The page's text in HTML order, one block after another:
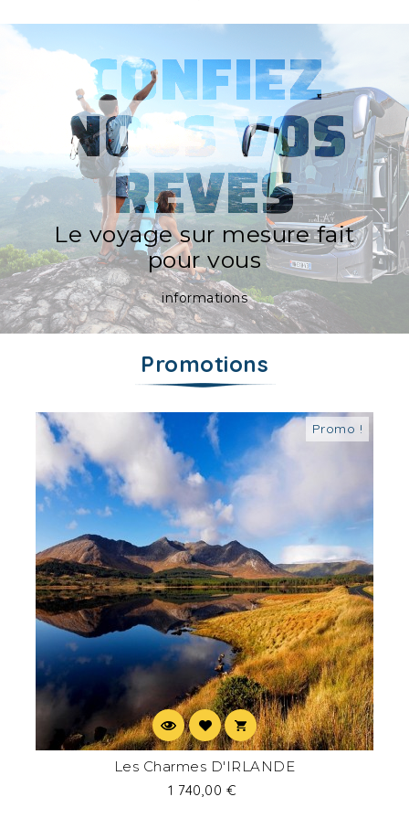
CONFIEZ
NOUS VOS
REVES
Le voyage sur mesure fait
pour vous
informations
Promotions
Promo !
Les Charmes D'IRLANDE
1 740,00 €